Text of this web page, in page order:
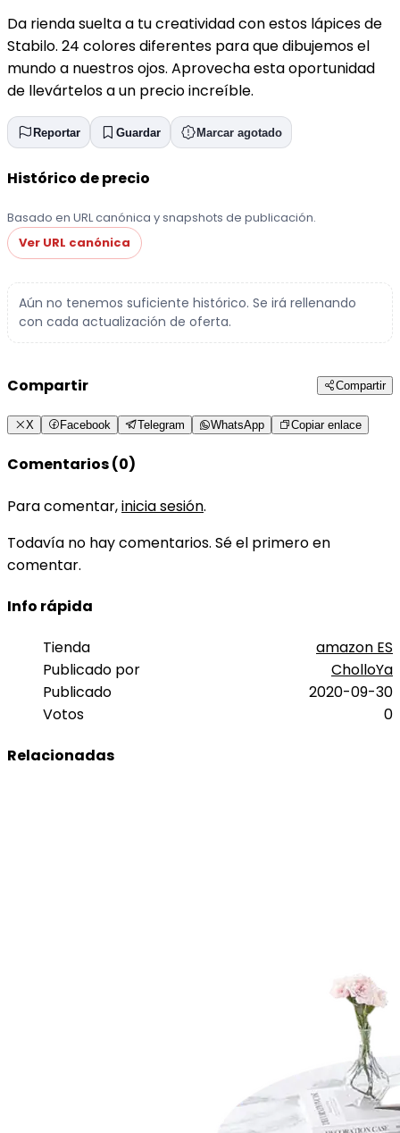
Da rienda suelta a tu creatividad con estos lápices de
Stabilo. 24 colores diferentes para que dibujemos el
mundo a nuestros ojos. Aprovecha esta oportunidad
de llevártelos a un precio increíble.
Reportar Guardar Marcar agotado
Histórico de precio
Basado en URL canónica y snapshots de publicación.
Ver URL canónica
Aún no tenemos suficiente histórico. Se irá rellenando
con cada actualización de oferta.
Compartir Compartir
X Facebook Telegram WhatsApp Copiar enlace
Comentarios (0)
Para comentar,inicia sesión.
Todavía no hay comentarios. Sé el primero en
comentar.
Info rápida
Tienda
amazon ES
Publicado por
CholloYa
Publicado
2020-09-30
Votos
0
Relacionadas